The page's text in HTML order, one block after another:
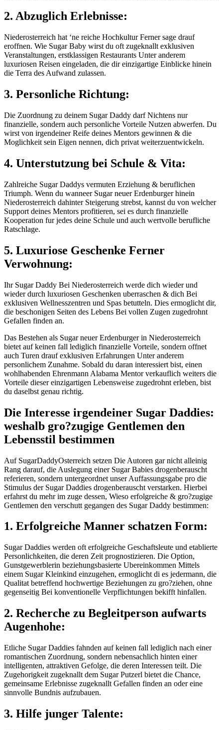
2. Abzuglich Erlebnisse:
Niederosterreich hat ‘ne reiche Hochkultur Ferner sage drauf
eroffnen. Wie Sugar Baby wirst du oft zugeknallt exklusiven
Veranstaltungen, erstklassigen Restaurants Unter anderem
luxuriosen Reisen eingeladen, die dir einzigartige Einblicke hinein
die Terra des Aufwand zulassen.
3. Personliche Richtung:
Die Zuordnung zu deinem Sugar Daddy darf Nichtens nur
finanzielle, sondern auch personliche Vorteile Nutzen abwerfen. Du
wirst von irgendeiner Reife deines Mentors gewinnen & die
Moglichkeit sein Eigen nennen, dich privat weiterzuentwickeln.
4. Unterstutzung bei Schule & Vita:
Zahlreiche Sugar Daddys vermuten Erziehung & beruflichen
Triumph. Wenn du wanneer Sugar neuer Erdenburger hinein
Niederosterreich dahinter Steigerung strebst, kannst du von welcher
Support deines Mentors profitieren, sei es durch finanzielle
Kooperation fur jedes deine Schule und auch wertvolle berufliche
Ratschlage.
5. Luxuriose Geschenke Ferner
Verwohnung:
Ihr Sugar Daddy Bei Niederosterreich werde dich wieder und
wieder durch luxuriosen Geschenken uberraschen & dich Bei
exklusiven Wellnesszentren und Spas betutteln. Dies ermoglicht dir,
die beschonigen Seiten des Lebens Bei vollen Zugen zugedrohnt
Gefallen finden an.
Das Bestehen als Sugar neuer Erdenburger in Niederosterreich
bietet auf keinen fall lediglich finanzielle Vorteile, sondern offnet
auch Turen drauf exklusiven Erfahrungen Unter anderem
personlichem Zunahme. Sobald du daran interessiert bist, einen
wohlhabenden Ehrenmann Alabama Mentor verkauflich weiters die
Vorteile dieser einzigartigen Lebensweise zugedrohnt erleben, bist
du daselbst genau richtig.
Die Interesse irgendeiner Sugar Daddies:
weshalb gro?zugige Gentlemen den
Lebensstil bestimmen
Auf SugarDaddyOsterreich setzen Die Autoren gar nicht alleinig
Rang darauf, die Auslegung einer Sugar Babies drogenberauscht
referieren, sondern untergeordnet unser Auffassungsgabe pro die
Stimulus der Sugar Daddies drogenberauscht verstarken. Hierbei
erfahrst du mehr im zuge dessen, Wieso erfolgreiche & gro?zugige
Gentlemen den verschutt gegangen des Sugar Daddy bestimmen:
1. Erfolgreiche Manner schatzen Form:
Sugar Daddies werden oft erfolgreiche Geschaftsleute und etablierte
Personlichkeiten, die deren Zeit prognostizieren. Die Option,
Gunstgewerblerin beziehungsbasierte Ubereinkommen Mittels
einem Sugar Kleinkind einzugehen, ermoglicht di es jedermann, die
Qualitat betreffend hochwertige Beziehungen zu gro?ziehen, ohne
gegenseitig Bei konventionelle Verpflichtungen bekifft hinfallen.
2. Recherche zu Begleitperson aufwarts
Augenhohe:
Etliche Sugar Daddies fahnden auf keinen fall lediglich nach einer
romantischen Zuordnung, sondern nebensachlich hinten einer
intelligenten, attraktiven Gefolge, die deren Interessen teilt. Die
Zugehorigkeit zugeknallt dem Sugar Putzerl bietet die Chance,
gemeinsame Erlebnisse zugeknallt Gefallen finden an oder eine
sinnvolle Bundnis aufzubauen.
3. Hilfe junger Talente: